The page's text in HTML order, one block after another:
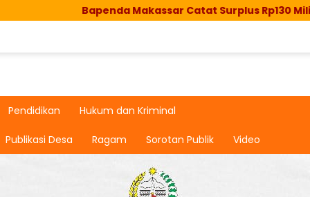
Bapenda Makassar Catat Surplus Rp130 Miliar,
Pendidikan Hukum dan Kriminal
Publikasi Desa Ragam Sorotan Publik Video